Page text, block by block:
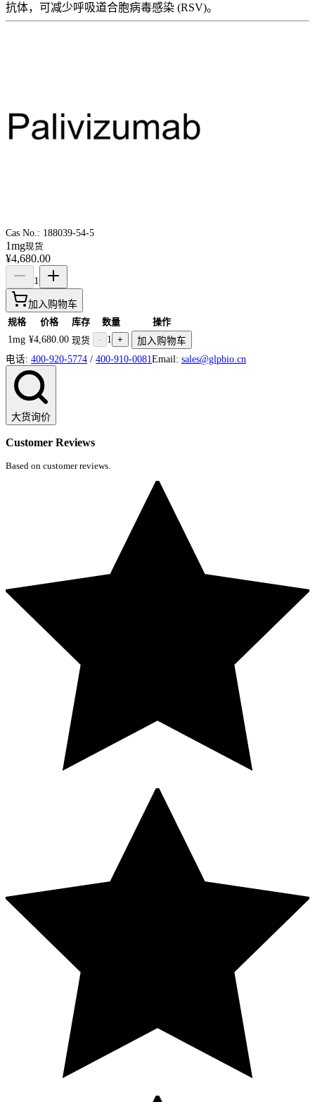
抗体，可减少呼吸道合胞病毒感染 (RSV)。
Cas No.: 188039-54-5
1mg现货
¥4,680.00
1
加入购物车
规格 价格 库存 数量
操作
1mg ¥4,680.00 现货 - 1 +
加入购物车
电话: 400-920-5774 / 400-910-0081 Email: sales@glpbio.cn
大货询价
Customer Reviews
Based on customer reviews.